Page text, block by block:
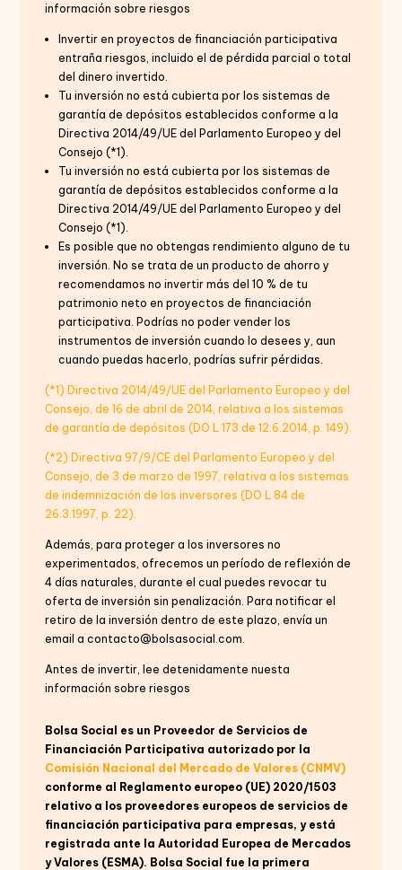
información sobre riesgos
Invertir en proyectos de financiación participativa
entraña riesgos, incluido el de pérdida parcial o total
del dinero invertido.
Tu inversión no está cubierta por los sistemas de
garantía de depósitos establecidos conforme a la
Directiva 2014/49/UE del Parlamento Europeo y del
Consejo (*1).
Tu inversión no está cubierta por los sistemas de
garantía de depósitos establecidos conforme a la
Directiva 2014/49/UE del Parlamento Europeo y del
Consejo (*1).
Es posible que no obtengas rendimiento alguno de tu
inversión. No se trata de un producto de ahorro y
recomendamos no invertir más del 10 % de tu
patrimonio neto en proyectos de financiación
participativa. Podrías no poder vender los
instrumentos de inversión cuando lo desees y, aun
cuando puedas hacerlo, podrías sufrir pérdidas.
(*1) Directiva 2014/49/UE del Parlamento Europeo y del
Consejo, de 16 de abril de 2014, relativa a los sistemas
de garantía de depósitos (DO L 173 de 12.6.2014, p. 149).
(*2) Directiva 97/9/CE del Parlamento Europeo y del
Consejo, de 3 de marzo de 1997, relativa a los sistemas
de indemnización de los inversores (DO L 84 de
26.3.1997, p. 22).
Además, para proteger a los inversores no
experimentados, ofrecemos un período de reflexión de
4 días naturales, durante el cual puedes revocar tu
oferta de inversión sin penalización. Para notificar el
retiro de la inversión dentro de este plazo, envía un
email a contacto@bolsasocial.com.
Antes de invertir, lee detenidamente nuesta
información sobre riesgos
Bolsa Social es un Proveedor de Servicios de
Financiación Participativa autorizado por la
Comisión Nacional del Mercado de Valores (CNMV)
conforme al Reglamento europeo (UE) 2020/1503
relativo a los proveedores europeos de servicios de
financiación participativa para empresas, y está
registrada ante la Autoridad Europea de Mercados
y Valores (ESMA). Bolsa Social fue la primera